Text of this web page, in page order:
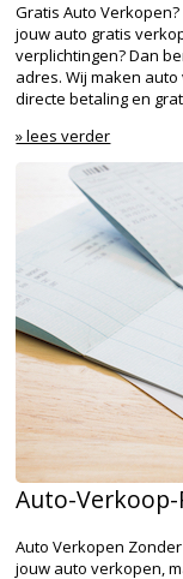
Gratis Auto
jouw auto gratis
verplichtingen? Dan
adres. Wij maken
directe betaling en
» lees verder
Auto-Verkoop-
Auto Verkopen
jouw auto verkopen,